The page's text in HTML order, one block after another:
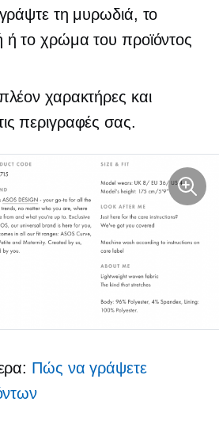
τη μυρωδιά, το
το χρώμα του προϊόντος
χαρακτήρες και
περιγραφές σας.
Πώς να γράψετε